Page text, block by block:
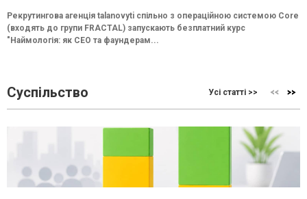
Рекрутингова агенція talanovyti спільно з операційною системою Core
(входять до групи FRACTAL) запускають безплатний курс
"Наймологія: як СEO та фаундерам...
Суспільство Усі статті >>